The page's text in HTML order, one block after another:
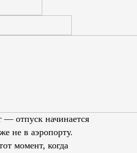
отпуск начинается
не в аэропорту.
момент, когда